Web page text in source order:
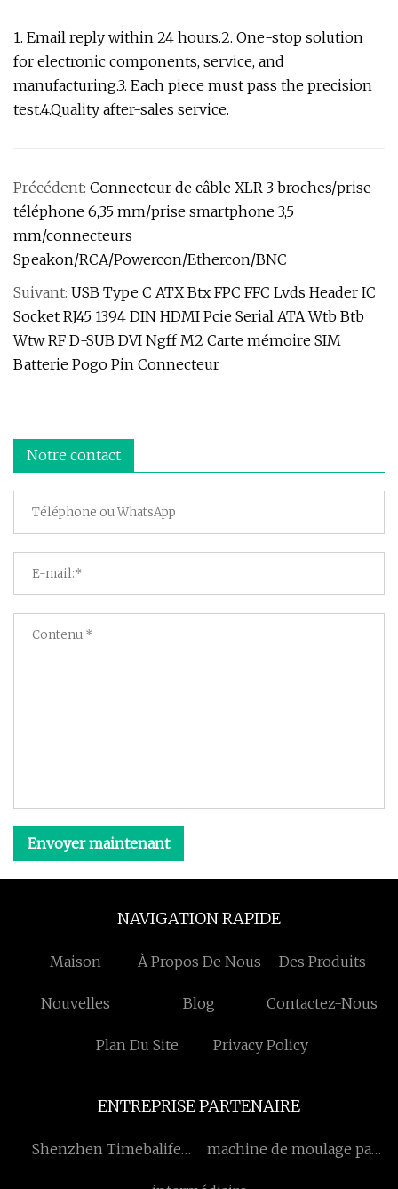
1. Email reply within 24 hours.2. One-stop solution
for electronic components, service, and
manufacturing.3. Each piece must pass the precision
test.4.Quality after-sales service.
Précédent: Connecteur de câble XLR 3 broches/prise
téléphone 6,35 mm/prise smartphone 3,5
mm/connecteurs
Speakon/RCA/Powercon/Ethercon/BNC
Suivant: USB Type C ATX Btx FPC FFC Lvds Header IC
Socket RJ45 1394 DIN HDMI Pcie Serial ATA Wtb Btb
Wtw RF D-SUB DVI Ngff M2 Carte mémoire SIM
Batterie Pogo Pin Connecteur
Notre contact
Envoyer maintenant
NAVIGATION RAPIDE
Maison À Propos De Nous Des Produits
Nouvelles Blog Contactez-Nous
Plan Du Site Privacy Policy
ENTREPRISE PARTENAIRE
Shenzhen Timebalife
machine de moulage par